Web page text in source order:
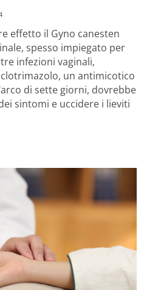
effetto il Gyno canesten
spesso impiegato per
infezioni vaginali,
un antimicotico
di sette giorni, dovrebbe
sintomi e uccidere i lieviti